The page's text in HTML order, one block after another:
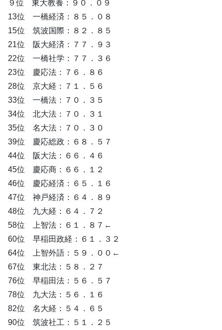
９位 東大教養：９０．０９
13位 一橋経済：８５．０８
15位 筑波国際：８２．８５
21位 阪大経済：７７．９３
22位 一橋社学：７７．３６
23位 慶応法：７６．８６
28位 京大経：７１．５６
33位 一橋法：７０．３５
34位 北大法：７０．３１
35位 名大法：７０．３０
39位 慶応総政：６８．５７
44位 阪大法：６６．４６
45位 慶応商：６６．１２
46位 慶応経済：６５．１６
47位 神戸経済：６４．８９
48位 九大経：６４．７２
58位 上智法：６１．８７←
60位 早稲田政経：６１．３２
64位 上智外語：５９．００←
67位 東北法：５８．２７
76位 早稲田法：５６．５７
78位 九大法：５６．１６
82位 名大経：５４．６５
90位 筑波社工：５１．２５